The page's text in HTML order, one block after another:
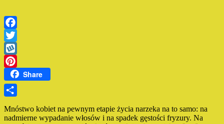
Facebook
Twitter
Wykop
PinterestShare
Mnóstwo kobiet na pewnym etapie życia narzeka na to samo: na
nadmierne wypadanie włosów i na spadek gęstości fryzury. Na